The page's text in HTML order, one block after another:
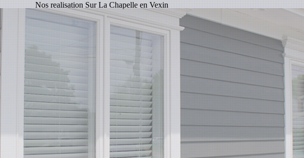
Nos realisation Sur La Chapelle en Vexin